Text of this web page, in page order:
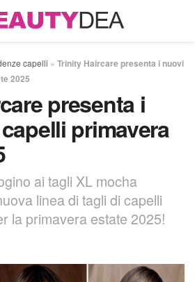
capelli » Trinity Haircare presenta i nuovi
2025
presenta i
primavera
ai tagli XL mocha
linea di tagli di capelli
la primavera estate 2025!